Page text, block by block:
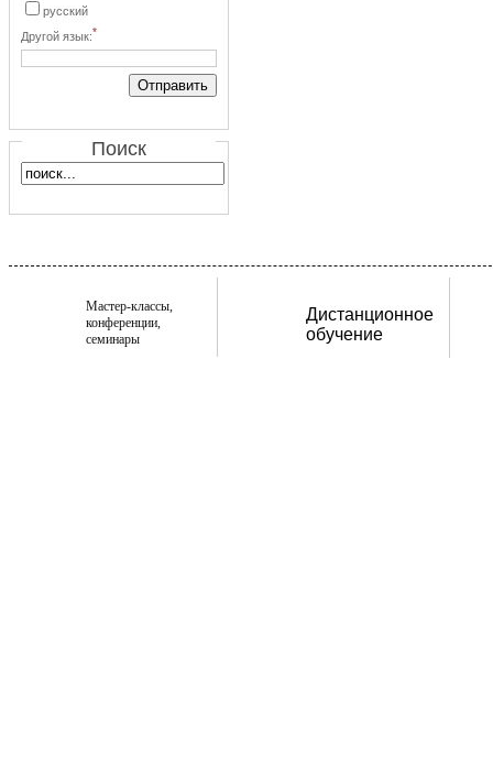
русский
Другой язык:*
Поиск
Мастер-классы,
конференции,
семинары
Дистанционное
обучение